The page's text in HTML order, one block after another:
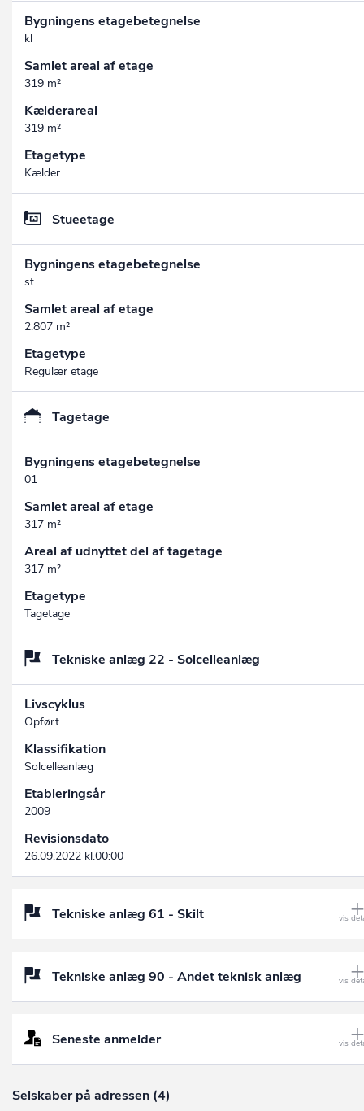
Bygningens etagebetegnelse
kl
Samlet areal af etage
319 m²
Kælderareal
319 m²
Etagetype
Kælder
Stueetage
Bygningens etagebetegnelse
st
Samlet areal af etage
2.807 m²
Etagetype
Regulær etage
Tagetage
Bygningens etagebetegnelse
01
Samlet areal af etage
317 m²
Areal af udnyttet del af tagetage
317 m²
Etagetype
Tagetage
Tekniske anlæg 22 - Solcelleanlæg
Livscyklus
Opført
Klassifikation
Solcelleanlæg
Etableringsår
2009
Revisionsdato
26.09.2022 kl.00:00
Tekniske anlæg 61 - Skilt
Tekniske anlæg 90 - Andet teknisk anlæg
Seneste anmelder
Selskaber på adressen (4)